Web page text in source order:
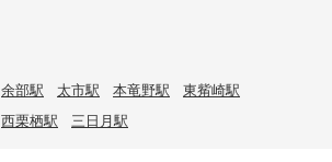
余部駅 太市駅 本竜野駅
東觜崎駅
西栗栖駅 三日月駅